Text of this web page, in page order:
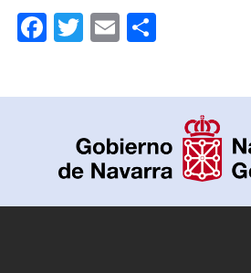
Facebook
Twitter
Email